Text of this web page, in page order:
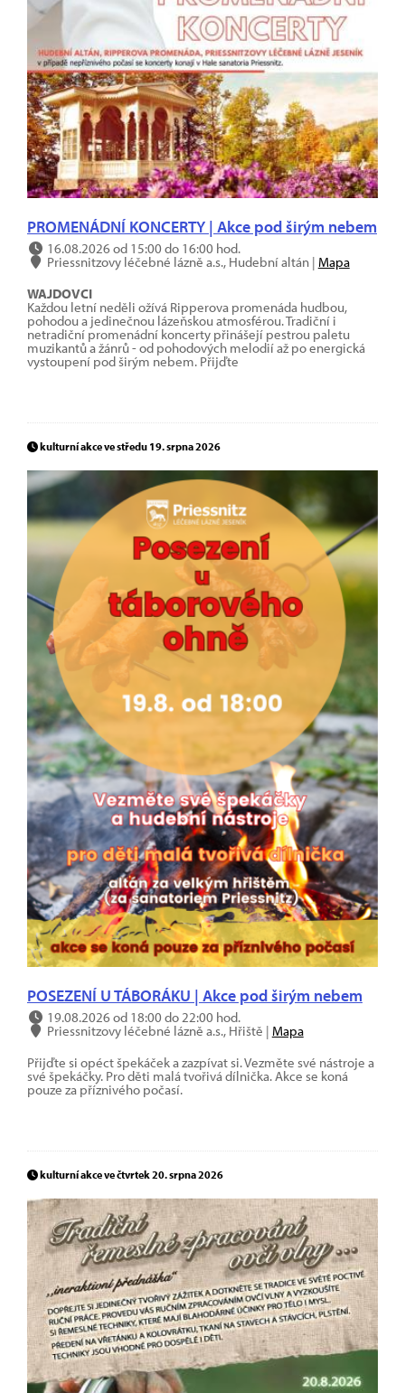
PROMENÁDNÍ KONCERTY | Akce pod širým nebem
16.08.2026 od 15:00 do 16:00 hod.
Priessnitzovy léčebné lázně a.s., Hudební altán | Mapa
WAJDOVCI
Každou letní neděli ožívá Ripperova promenáda hudbou,
pohodou a jedinečnou lázeňskou atmosférou. Tradiční i
netradiční promenádní koncerty přinášejí pestrou paletu
muzikantů a žánrů - od pohodových melodií až po energická
vystoupení pod širým nebem. Přijďte
kulturní akce ve středu 19. srpna 2026
POSEZENÍ U TÁBORÁKU | Akce pod širým nebem
19.08.2026 od 18:00 do 22:00 hod.
Priessnitzovy léčebné lázně a.s., Hřiště | Mapa
Přijďte si opéct špekáček a zazpívat si. Vezměte své nástroje a
své špekáčky. Pro děti malá tvořivá dílnička. Akce se koná
pouze za příznivého počasí.
kulturní akce ve čtvrtek 20. srpna 2026